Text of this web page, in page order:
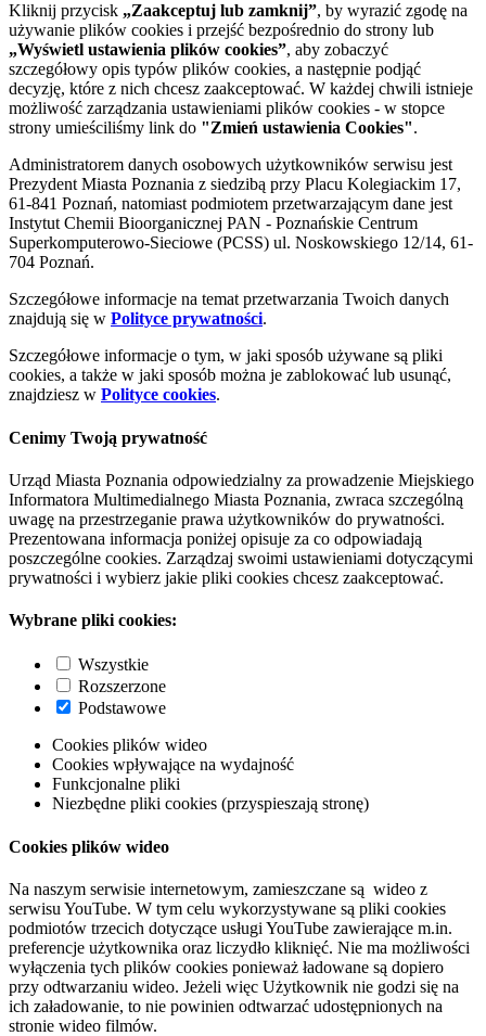
Kliknij przycisk „Zaakceptuj lub zamknij”, by wyrazić zgodę na
używanie plików cookies i przejść bezpośrednio do strony lub
„Wyświetl ustawienia plików cookies”, aby zobaczyć
szczegółowy opis typów plików cookies, a następnie podjąć
decyzję, które z nich chcesz zaakceptować. W każdej chwili istnieje
możliwość zarządzania ustawieniami plików cookies - w stopce
strony umieściliśmy link do "Zmień ustawienia Cookies".
Administratorem danych osobowych użytkowników serwisu jest
Prezydent Miasta Poznania z siedzibą przy Placu Kolegiackim 17,
61-841 Poznań, natomiast podmiotem przetwarzającym dane jest
Instytut Chemii Bioorganicznej PAN - Poznańskie Centrum
Superkomputerowo-Sieciowe (PCSS) ul. Noskowskiego 12/14, 61-
704 Poznań.
Szczegółowe informacje na temat przetwarzania Twoich danych
znajdują się w Polityce prywatności.
Szczegółowe informacje o tym, w jaki sposób używane są pliki
cookies, a także w jaki sposób można je zablokować lub usunąć,
znajdziesz w Polityce cookies.
Cenimy Twoją prywatność
Urząd Miasta Poznania odpowiedzialny za prowadzenie Miejskiego
Informatora Multimedialnego Miasta Poznania, zwraca szczególną
uwagę na przestrzeganie prawa użytkowników do prywatności.
Prezentowana informacja poniżej opisuje za co odpowiadają
poszczególne cookies. Zarządzaj swoimi ustawieniami dotyczącymi
prywatności i wybierz jakie pliki cookies chcesz zaakceptować.
Wybrane pliki cookies:
Wszystkie
Rozszerzone
Podstawowe
Cookies plików wideo
Cookies wpływające na wydajność
Funkcjonalne pliki
Niezbędne pliki cookies (przyspieszają stronę)
Cookies plików wideo
Na naszym serwisie internetowym, zamieszczane są wideo z
serwisu YouTube. W tym celu wykorzystywane są pliki cookies
podmiotów trzecich dotyczące usługi YouTube zawierające m.in.
preferencje użytkownika oraz liczydło kliknięć. Nie ma możliwości
wyłączenia tych plików cookies ponieważ ładowane są dopiero
przy odtwarzaniu wideo. Jeżeli więc Użytkownik nie godzi się na
ich załadowanie, to nie powinien odtwarzać udostępnionych na
stronie wideo filmów.